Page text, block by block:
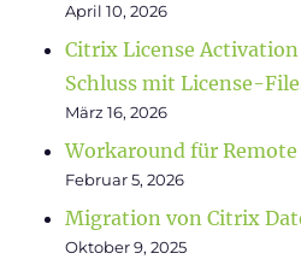
April 10, 2026
Citrix License Activation
Schluss mit License-
März 16, 2026
Workaround für
Februar 5, 2026
Migration von Citrix
Oktober 9, 2025